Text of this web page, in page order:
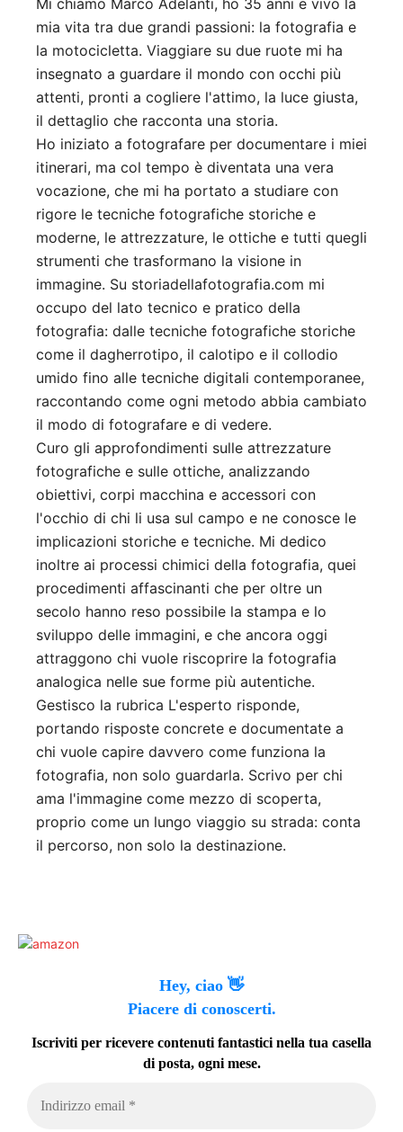
Mi chiamo Marco Adelanti, ho 35 anni e vivo la
mia vita tra due grandi passioni: la fotografia e
la motocicletta. Viaggiare su due ruote mi ha
insegnato a guardare il mondo con occhi più
attenti, pronti a cogliere l'attimo, la luce giusta,
il dettaglio che racconta una storia.
Ho iniziato a fotografare per documentare i miei
itinerari, ma col tempo è diventata una vera
vocazione, che mi ha portato a studiare con
rigore le tecniche fotografiche storiche e
moderne, le attrezzature, le ottiche e tutti quegli
strumenti che trasformano la visione in
immagine. Su storiadellafotografia.com mi
occupo del lato tecnico e pratico della
fotografia: dalle tecniche fotografiche storiche
come il dagherrotipo, il calotipo e il collodio
umido fino alle tecniche digitali contemporanee,
raccontando come ogni metodo abbia cambiato
il modo di fotografare e di vedere.
Curo gli approfondimenti sulle attrezzature
fotografiche e sulle ottiche, analizzando
obiettivi, corpi macchina e accessori con
l'occhio di chi li usa sul campo e ne conosce le
implicazioni storiche e tecniche. Mi dedico
inoltre ai processi chimici della fotografia, quei
procedimenti affascinanti che per oltre un
secolo hanno reso possibile la stampa e lo
sviluppo delle immagini, e che ancora oggi
attraggono chi vuole riscoprire la fotografia
analogica nelle sue forme più autentiche.
Gestisco la rubrica L'esperto risponde,
portando risposte concrete e documentate a
chi vuole capire davvero come funziona la
fotografia, non solo guardarla. Scrivo per chi
ama l'immagine come mezzo di scoperta,
proprio come un lungo viaggio su strada: conta
il percorso, non solo la destinazione.
Hey, ciao 👋
Piacere di conoscerti.
Iscriviti per ricevere contenuti fantastici nella tua casella
di posta, ogni mese.